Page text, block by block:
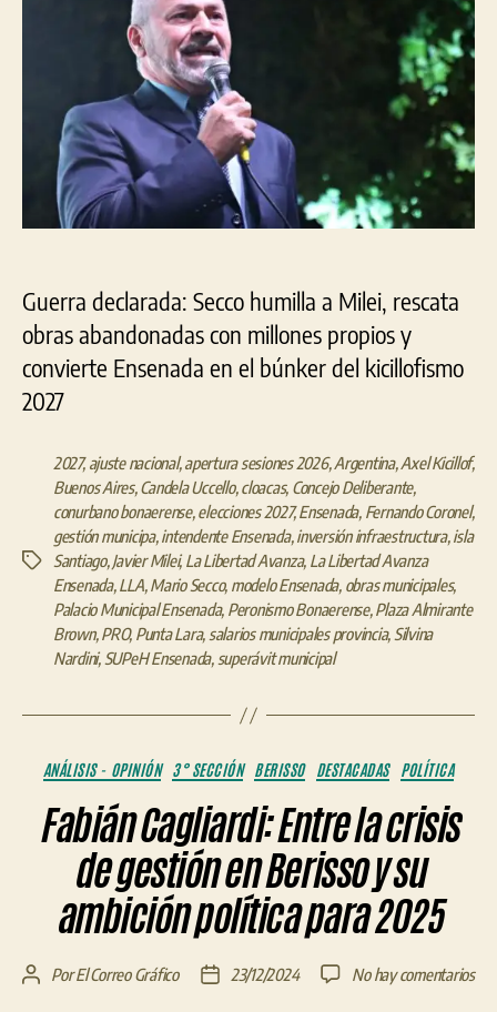
Guerra declarada: Secco humilla a Milei, rescata
obras abandonadas con millones propios y
convierte Ensenada en el búnker del kicillofismo
2027
Etiquetas
2027,ajuste nacional,apertura sesiones 2026,Argentina,Axel Kicillof,
Buenos Aires,Candela Uccello,cloacas, Concejo Deliberante,
conurbano bonaerense,elecciones 2027,Ensenada, Fernando Coronel,
gestión municipa,intendente Ensenada,inversión infraestructura,isla
Santiago,Javier Milei, La Libertad Avanza, La Libertad Avanza
Ensenada,LLA,Mario Secco, modelo Ensenada, obras municipales,
Palacio Municipal Ensenada, Peronismo Bonaerense,Plaza Almirante
Brown,PRO, Punta Lara, salarios municipales provincia, Silvina
Nardini, SUPeH Ensenada, superávit municipal
Categorías
ANÁLISIS - OPINIÓN 3° SECCIÓN BERISSO DESTACADAS POLÍTICA
Fabián Cagliardi: Entre la crisis
de gestión en Berisso y su
ambición política para 2025
AutorPorEl Correo Gráfico
Fecha23/12/2024 No hay comentariosen